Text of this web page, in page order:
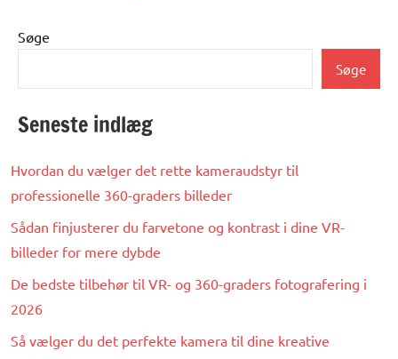
Søge
Søge
Seneste indlæg
Hvordan du vælger det rette kameraudstyr til
professionelle 360-graders billeder
Sådan finjusterer du farvetone og kontrast i dine VR-
billeder for mere dybde
De bedste tilbehør til VR- og 360-graders fotografering i
2026
Så vælger du det perfekte kamera til dine kreative